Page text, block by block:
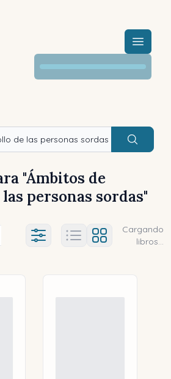
Menú
Buscar
"Ámbitos de
personas sordas"
Título (a-z) Título (z-a)
Ajustes abierto
Cargando
libros...